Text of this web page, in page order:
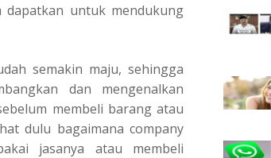
untuk mendukung
semakin maju, sehingga
dan mengenalkan
membeli barang atau
dulu bagaimana company
jasanya atau membeli